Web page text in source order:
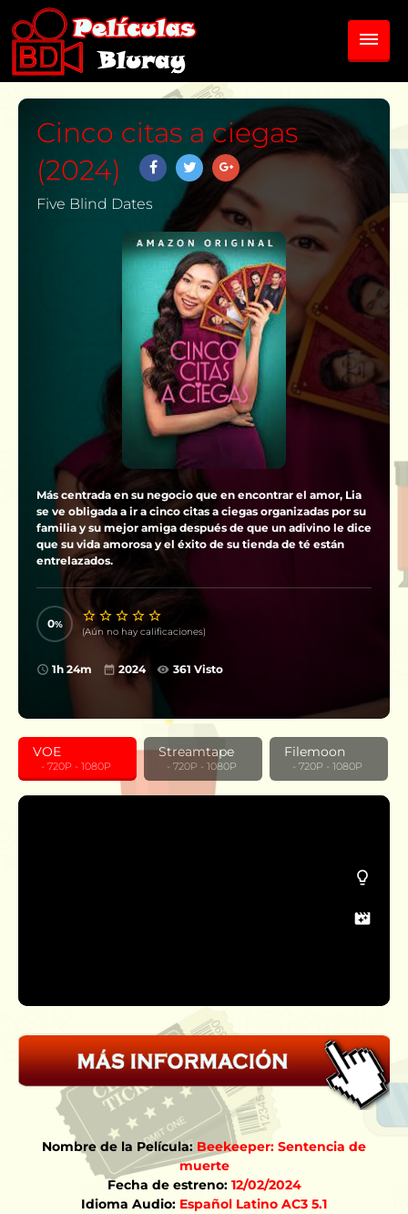
Cinco citas a ciegas
(2024)
Five Blind Dates
Más centrada en su negocio que en encontrar el amor, Lia
se ve obligada a ir a cinco citas a ciegas organizadas por su
familia y su mejor amiga después de que un adivino le dice
que su vida amorosa y el éxito de su tienda de té están
entrelazados.
0
(Aún no hay calificaciones)
1h 24m 2024 361 Visto
VOE
‎ ‎ ‎ - 720P - 1080P
Streamtape
‎ ‎ ‎ - 720P - 1080P
Filemoon
‎ ‎ ‎ - 720P - 1080P
Nombre de la Película: Beekeeper: Sentencia de
muerte
Fecha de estreno: 12/02/2024
Idioma Audio: Español Latino AC3 5.1